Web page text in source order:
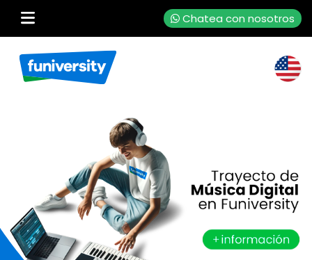
Chatea con nosotros